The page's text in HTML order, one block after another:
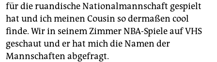
für die ruandische Nationalmannschaft gespielt
hat und ich meinen Cousin so dermaßen cool
finde. Wir in seinem Zimmer NBA-Spiele auf VHS
geschaut und er hat mich die Namen der
Mannschaften abgefragt.